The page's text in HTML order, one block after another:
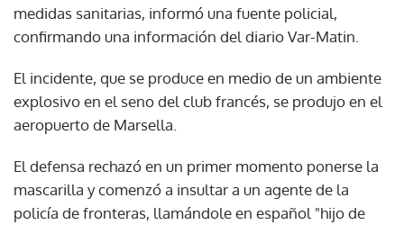
medidas sanitarias, informó una fuente policial,
confirmando una información del diario Var-Matin.
El incidente, que se produce en medio de un ambiente
explosivo en el seno del club francés, se produjo en el
aeropuerto de Marsella.
El defensa rechazó en un primer momento ponerse la
mascarilla y comenzó a insultar a un agente de la
policía de fronteras, llamándole en español "hijo de